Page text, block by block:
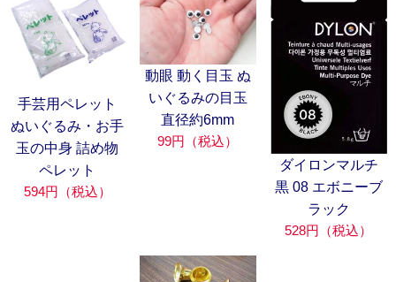
手芸用ペレット
ぬいぐるみ・お手
玉の中身 詰め物
ペレット
594円（税込）
動眼 動く目玉 ぬ
いぐるみの目玉
直径約6mm
99円（税込）
ダイロンマルチ
黒 08 エボニーブ
ラック
528円（税込）